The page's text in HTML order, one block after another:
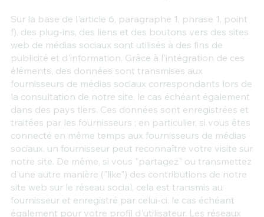
Sur la base de l'article 6, paragraphe 1, phrase 1, point
f), des plug-ins, des liens et des boutons vers des sites
web de médias sociaux sont utilisés à des fins de
publicité et d'information. Grâce à l'intégration de ces
éléments, des données sont transmises aux
fournisseurs de médias sociaux correspondants lors de
la consultation de notre site, le cas échéant également
dans des pays tiers. Ces données sont enregistrées et
traitées par les fournisseurs ; en particulier, si vous êtes
connecté en même temps aux fournisseurs de médias
sociaux, un fournisseur peut reconnaître votre visite sur
notre site. De même, si vous "partagez" ou transmettez
d'une autre manière ("like") des contributions de notre
site web sur le réseau social, cela est transmis au
fournisseur et enregistré par celui-ci, le cas échéant
également pour votre profil d'utilisateur. Les réseaux